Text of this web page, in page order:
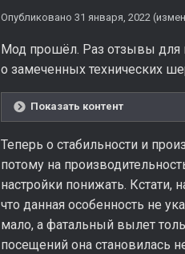
Опубликовано 31 января, 2022
Мод прошёл. Раз отзывы для
о замеченных технических
Показать контент
Теперь о стабильности и
потому на
настройки понижать. Кстати,
что данная особенность не
мало, а фатальный вылет
посещений она становилась